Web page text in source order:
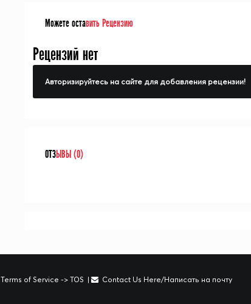
Можете оставить Рецензию
Рецензий нет
Авторизируйтесь на сайте для добавления рецензии!
ОТЗЫВЫ (0)
Terms of Service -> TOS | Contact Us Here/Написать на почту